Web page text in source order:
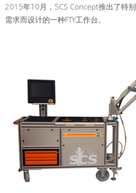
2015年10月，SCS Concept推出了特
需求而设计的一种FTY工作台。